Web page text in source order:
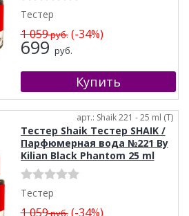
Тестер
1 059руб.(-34%)
699 руб.
арт.: Shaik 221 - 25 ml (T)
Тестер Shaik Тестер SHAIK /
Парфюмерная вода №221 By
Kilian Black Phantom 25 ml
Тестер
1 059руб.(-34%)